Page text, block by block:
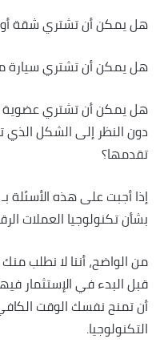
هل يمكن أن تشتري شقة أو
هل يمكن أن تشتري سيارة
هل يمكن أن تشتري عضوية
دون النظر إلى الشكل الذي
تقدمها؟
إذا أجبت على هذه الأسئلة
بشأن تكنولوجيا العملات
من الواضح، أننا لا نطلب
قبل البدء في الإستثمار
أن تمنح نفسك الوقت
التكنولوجيا.